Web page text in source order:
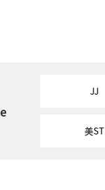
JJ
美ST